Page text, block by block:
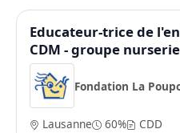
Educateur-trice de
CDM - groupe nurserie
Fondation La
Lausanne 60% CDD